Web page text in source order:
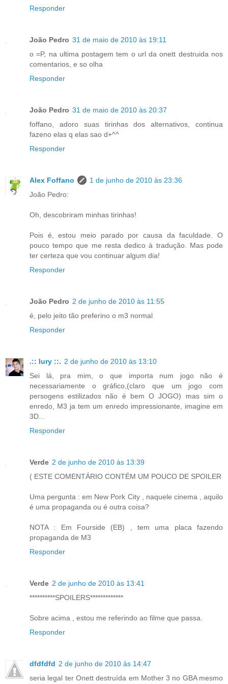
Responder
João Pedro 31 de maio de 2010 às 19:11
o =P, na ultima postagem tem o url da onett destruida nos
comentarios, e so olha
Responder
João Pedro 31 de maio de 2010 às 20:37
foffano, adoro suas tirinhas dos alternativos, continua
fazeno elas q elas sao d+^^
Responder
Alex Foffano
1 de junho de 2010 às 23:36
João Pedro:
Oh, descobriram minhas tirinhas!
Pois é, estou meio parado por causa da faculdade. O
pouco tempo que me resta dedico à tradução. Mas pode
ter certeza que vou continuar algum dia!
Responder
João Pedro 2 de junho de 2010 às 11:55
é, pelo jeito tão preferino o m3 normal
Responder
.:: Iury ::. 2 de junho de 2010 às 13:10
Sei lá, pra mim, o que importa num jogo não é
necessariamente o gráfico,(claro que um jogo com
persogens estilizados não é bem O JOGO) mas sim o
enredo, M3 ja tem um enredo impressionante, imagine em
3D...
Responder
Verde 2 de junho de 2010 às 13:39
( ESTE COMENTÁRIO CONTÉM UM POUCO DE SPOILER
Uma pergunta : em New Pork City , naquele cinema , aquilo
é uma propaganda ou é outra coisa?
NOTA : Em Fourside (EB) , tem uma placa fazendo
propaganda de M3
Responder
Verde 2 de junho de 2010 às 13:41
**********SPOILERS*************
Sobre acima , estou me referindo ao filme que passa.
Responder
dfdfdfd 2 de junho de 2010 às 14:47
seria legal ter Onett destruída em Mother 3 no GBA mesmo